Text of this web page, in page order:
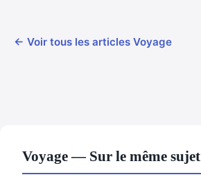
← Voir tous les articles Voyage
Voyage — Sur le même sujet